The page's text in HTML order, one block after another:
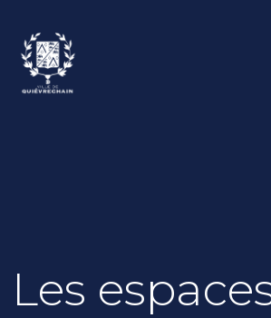
Les